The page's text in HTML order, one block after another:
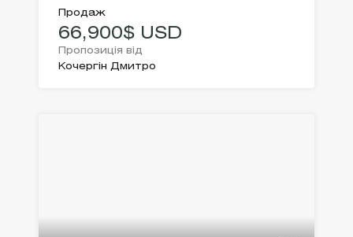
Продаж
66,900$ USD
Пропозиція від
Кочергін Дмитро